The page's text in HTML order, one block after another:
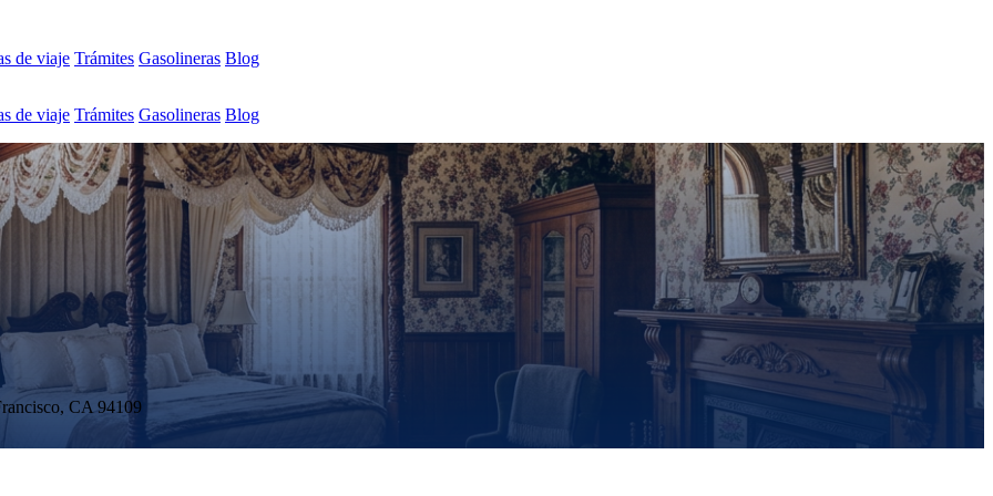
de viaje Trámites Gasolineras Blog
de viaje Trámites Gasolineras Blog
CA 94109